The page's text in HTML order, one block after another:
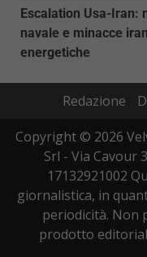
Escalation Usa-Iran:
navale e minacce
energetiche
Redazione
Copyright © 2026
Srl - Via Cavour
17132921002
giornalistica, in
periodicità. Non
prodotto